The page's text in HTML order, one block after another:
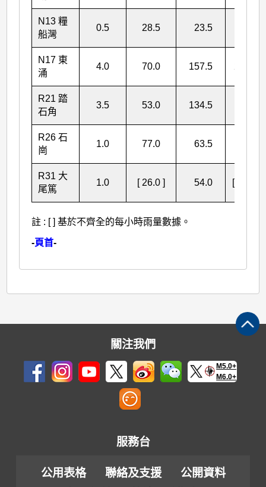
N13 糧
船灣
0.5 28.5 23.5
N17 東
涌
4.0 70.0 157.5
R21 踏
石角
3.5 53.0 134.5
R26 石
崗
1.0 77.0 63.5
R31 大
尾篤
1.0 [ 26.0 ] 54.0 [ 81.0 ]
註 : [ ] 基於不齊全的每小時雨量數據。
-頁首-
關注我們
M5.0+
M6.0+
服務台
公用表格 聯絡及支援
公開資料